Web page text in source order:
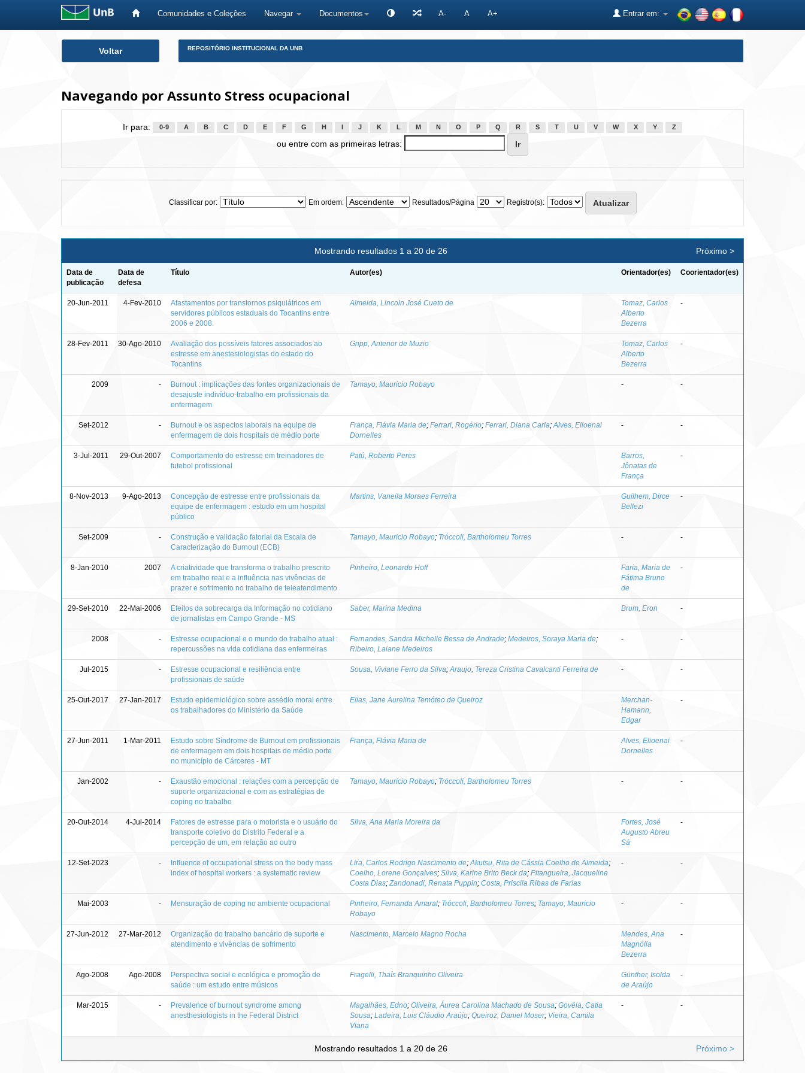
Comunidades e Coleções Navegar Documentos A- A A+ Entrar em:
Voltar REPOSITÓRIO INSTITUCIONAL DA UNB
Navegando por Assunto Stress ocupacional
Ir para: 0-9 A B C D E F G H J K L M N O P Q R S T U V W X Y Z
ou entre com as primeiras letras:
Classificar por: Em ordem: Resultados/Página Registro(s):
Mostrando resultados 1 a 20 de 26 Próximo >
Data de
publicação
Data de
defesa
Título Autor(es) Orientador(es) Coorientador(es)
20-Jun-2011 4-Fev-2010
Afastamentos por transtornos psiquiátricos em
servidores públicos estaduais do Tocantins entre
2006 e 2008.
Almeida, Lincoln José Cueto de
Tomaz, Carlos
Alberto
Bezerra
-
28-Fev-2011 30-Ago-2010
Avaliação dos possíveis fatores associados ao
estresse em anestesiologistas do estado do
Tocantins
Gripp, Antenor de Muzio
Tomaz, Carlos
Alberto
Bezerra
-
2009 -
Burnout : implicações das fontes organizacionais de
desajuste indivíduo-trabalho em profissionais da
enfermagem
Tamayo, Mauricio Robayo - -
Set-2012 -
Burnout e os aspectos laborais na equipe de
enfermagem de dois hospitais de médio porte
França, Flávia Maria de; Ferrari, Rogério; Ferrari, Diana Carla; Alves, Elioenai
Dornelles
- -
3-Jul-2011 29-Out-2007
Comportamento do estresse em treinadores de
futebol profissional
Patú, Roberto Peres
Barros,
Jônatas de
França
-
8-Nov-2013 9-Ago-2013
Concepção de estresse entre profissionais da
equipe de enfermagem : estudo em um hospital
público
Martins, Vaneila Moraes Ferreira
Guilhem, Dirce
Bellezi
-
Set-2009 -
Construção e validação fatorial da Escala de
Caracterização do Burnout (ECB)
Tamayo, Mauricio Robayo; Tróccoli, Bartholomeu Torres - -
8-Jan-2010 2007
A criatividade que transforma o trabalho prescrito
em trabalho real e a influência nas vivências de
prazer e sofrimento no trabalho de teleatendimento
Pinheiro, Leonardo Hoff
Faria, Maria de
Fátima Bruno
de
-
29-Set-2010 22-Mai-2006
Efeitos da sobrecarga da Informação no cotidiano
de jornalistas em Campo Grande - MS
Saber, Marina Medina Brum, Eron -
2008 -
Estresse ocupacional e o mundo do trabalho atual :
repercussões na vida cotidiana das enfermeiras
Fernandes, Sandra Michelle Bessa de Andrade; Medeiros, Soraya Maria de;
Ribeiro, Laiane Medeiros
- -
Jul-2015 -
Estresse ocupacional e resiliência entre
profissionais de saúde
Sousa, Viviane Ferro da Silva; Araujo, Tereza Cristina Cavalcanti Ferreira de - -
25-Out-2017 27-Jan-2017
Estudo epidemiológico sobre assédio moral entre
os trabalhadores do Ministério da Saúde
Elias, Jane Aurelina Temóteo de Queiroz
Merchan-
Hamann,
Edgar
-
27-Jun-2011 1-Mar-2011
Estudo sobre Síndrome de Burnout em profissionais
de enfermagem em dois hospitais de médio porte
no município de Cárceres - MT
França, Flávia Maria de
Alves, Elioenai
Dornelles
-
Jan-2002 -
Exaustão emocional : relações com a percepção de
suporte organizacional e com as estratégias de
coping no trabalho
Tamayo, Mauricio Robayo; Tróccoli, Bartholomeu Torres - -
20-Out-2014 4-Jul-2014
Fatores de estresse para o motorista e o usuário do
transporte coletivo do Distrito Federal e a
percepção de um, em relação ao outro
Silva, Ana Maria Moreira da
Fortes, José
Augusto Abreu
Sá
-
12-Set-2023 -
Influence of occupational stress on the body mass
index of hospital workers : a systematic review
Lira, Carlos Rodrigo Nascimento de; Akutsu, Rita de Cássia Coelho de Almeida;
Coelho, Lorene Gonçalves; Silva, Karine Brito Beck da; Pitangueira, Jacqueline
Costa Dias; Zandonadi, Renata Puppin; Costa, Priscila Ribas de Farias
- -
Mai-2003 - Mensuração de coping no ambiente ocupacional Pinheiro, Fernanda Amaral; Tróccoli, Bartholomeu Torres; Tamayo, Mauricio
Robayo
- -
27-Jun-2012 27-Mar-2012
Organização do trabalho bancário de suporte e
atendimento e vivências de sofrimento
Nascimento, Marcelo Magno Rocha
Mendes, Ana
Magnólia
Bezerra
-
Ago-2008 Ago-2008
Perspectiva social e ecológica e promoção de
saúde : um estudo entre músicos
Fragelli, Thaís Branquinho Oliveira
Günther, Isolda
de Araújo
-
Mar-2015 -
Prevalence of burnout syndrome among
anesthesiologists in the Federal District
Magalhães, Edno; Oliveira, Áurea Carolina Machado de Sousa; Govêia, Catia
Sousa; Ladeira, Luis Cláudio Araújo; Queiroz, Daniel Moser; Vieira, Camila
Viana
- -
Mostrando resultados 1 a 20 de 26 Próximo >